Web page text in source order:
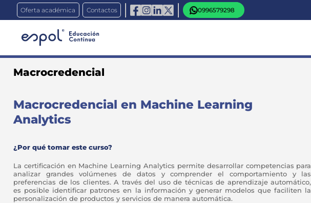
Oferta académica Contactos 0996579298
Macrocredencial
Macrocredencial en Machine Learning
Analytics
¿Por qué tomar este curso?
La certificación en Machine Learning Analytics permite desarrollar competencias para
analizar grandes volúmenes de datos y comprender el comportamiento y las
preferencias de los clientes. A través del uso de técnicas de aprendizaje automático,
es posible identificar patrones en la información y generar modelos que faciliten la
personalización de productos y servicios de manera automática.